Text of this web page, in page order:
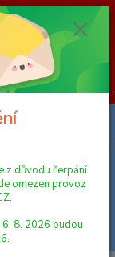
8. 2026 nebude z
a bude omezen
přijaté, nebo
v pátek 7. 8. 2026.
do neděle 23. 8.
2026. Děkujeme za
Menu
Hledat
z důvodu čerpání
omezen provoz
8. 2026 budou